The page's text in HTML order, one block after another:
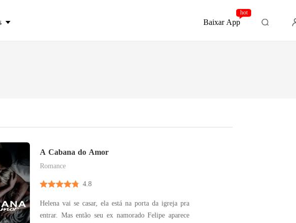
Baixar App
hot
A Cabana do Amor
Romance
4.8
Helena vai se casar, ela está na porta da igreja pra
entrar. Mas então seu ex namorado Felipe aparece